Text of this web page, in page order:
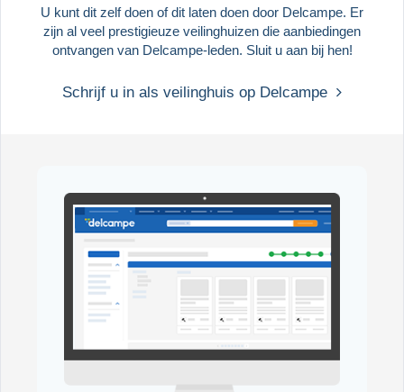
U kunt dit zelf doen of dit laten doen door Delcampe. Er
zijn al veel prestigieuze veilinghuizen die aanbiedingen
ontvangen van Delcampe-leden. Sluit u aan bij hen!
Schrijf u in als veilinghuis op Delcampe